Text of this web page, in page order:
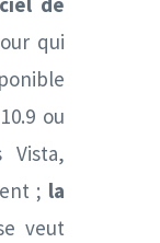
qui
ou
Vista,
; la
veut